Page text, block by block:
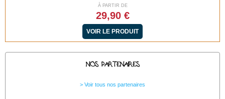
NOS PARTENAIRES
Voir tous nos partenaires